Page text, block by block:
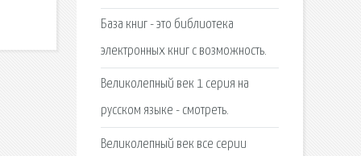
База книг - это библиотека
электронных книг с возможность.
Великолепный век 1 серия на
русском языке - смотреть.
Великолепный век все серии